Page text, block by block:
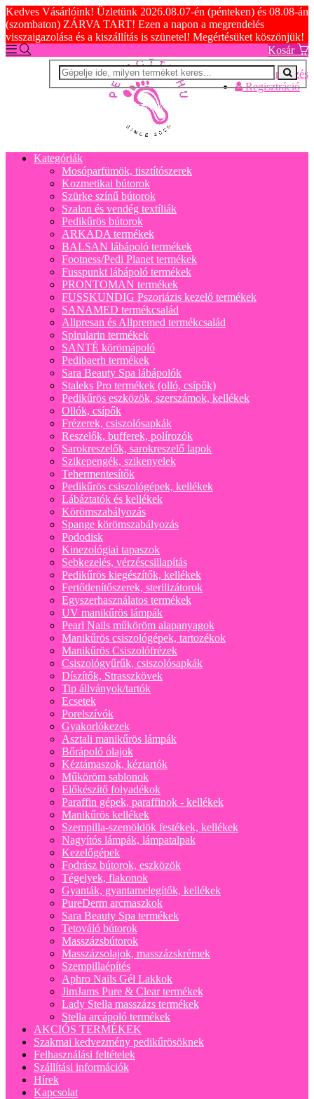
Kedves Vásárlóink! Üzletünk 2026.08.07-én (pénteken) és 08.08-án
(szombaton) ZÁRVA TART! Ezen a napon a megrendelés
visszaigazolása és a kiszállítás is szünetel! Megértésüket köszönjük!
Kosár
Bejelentkezés
Regisztráció
Kategóriák
Mosóparfümök, tisztítószerek
Kozmetikai bútorok
Szürke színű bútorok
Szalon és vendég textíliák
Pedikűrös bútorok
ARKADA termékek
BALSAN lábápoló termékek
Footness/Pedi Planet termékek
Fusspunkt lábápoló termékek
PRONTOMAN termékek
FUSSKUNDIG Pszoriázis kezelő termékek
SANAMED termékcsalád
Allpresan és Allpremed termékcsalád
Spirularin termékek
SANTÉ körömápoló
Pedibaerh termékek
Sara Beauty Spa lábápolók
Staleks Pro termékek (olló, csípők)
Pedikűrös eszközök, szerszámok, kellékek
Ollók, csípők
Frézerek, csiszolósapkák
Reszelők, bufferek, polírozók
Sarokreszelők, sarokreszelő lapok
Szikepengék, szikenyelek
Tehermentesítők
Pedikűrös csiszológépek, kellékek
Lábáztatók és kellékek
Körömszabályozás
Spange körömszabályozás
Pododisk
Kinezológiai tapaszok
Sebkezelés, vérzéscsillapítás
Pedikűrös kiegészítők, kellékek
Fertőtlenítőszerek, sterilizátorok
Egyszerhasználatos termékek
UV manikűrös lámpák
Pearl Nails műköröm alapanyagok
Manikűrös csiszológépek, tartozékok
Manikűrös Csiszolófrézek
Csiszológyűrűk, csiszolósapkák
Díszítők, Strasszkövek
Tip állványok/tartók
Ecsetek
Porelszívók
Gyakorlókezek
Asztali manikűrös lámpák
Bőrápoló olajok
Kéztámaszok, kéztartók
Műköröm sablonok
Előkészítő folyadékok
Paraffin gépek, paraffinok - kellékek
Manikűrös kellékek
Szempilla-szemöldök festékek, kellékek
Nagyítós lámpák, lámpatalpak
Kezelőgépek
Fodrász bútorok, eszközök
Tégelyek, flakonok
Gyanták, gyantamelegítők, kellékek
PureDerm arcmaszkok
Sara Beauty Spa termékek
Tetováló bútorok
Masszázsbútorok
Masszázsolajok, masszázskrémek
Szempillaépítés
Aphro Nails Gél Lakkok
JimJams Pure & Clear termékek
Lady Stella masszázs termékek
Stella arcápoló termékek
AKCIÓS TERMÉKEK
Szakmai kedvezmény pedikűrösöknek
Felhasználási feltételek
Szállítási információk
Hírek
Kapcsolat